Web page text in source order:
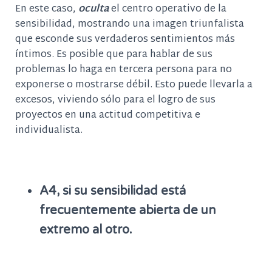
En este caso, ocultael centro operativo de la
sensibilidad, mostrando una imagen triunfalista
que esconde sus verdaderos sentimientos más
íntimos. Es posible que para hablar de sus
problemas lo haga en tercera persona para no
exponerse o mostrarse débil. Esto puede llevarla a
excesos, viviendo sólo para el logro de sus
proyectos en una actitud competitiva e
individualista.
A4, si su sensibilidad está
frecuentemente abierta de un
extremo al otro.